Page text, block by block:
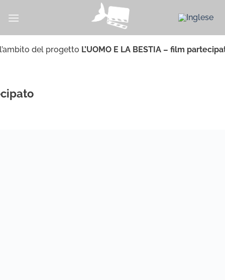
del progetto L’UOMO E LA BESTIA – film